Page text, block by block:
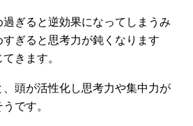
ぎると逆効果になってしまうみ
ぎると思考力が鈍くなります
きます。
頭が活性化し思考力や集中力が
です。